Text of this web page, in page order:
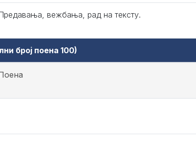
вежбања, рад на тексту.
број поена 100)